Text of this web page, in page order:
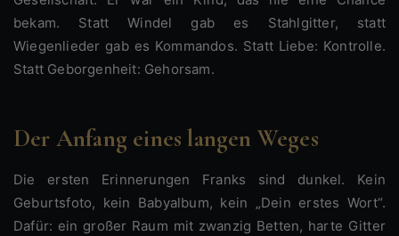
bekam. Statt Windel gab es Stahlgitter, statt
Wiegenlieder gab es Kommandos. Statt Liebe: Kontrolle.
Statt Geborgenheit: Gehorsam.
Der Anfang eines langen Weges
Die ersten Erinnerungen Franks sind dunkel. Kein
Geburtsfoto, kein Babyalbum, kein „Dein erstes Wort“.
Dafür: ein großer Raum mit zwanzig Betten, harte Gitter